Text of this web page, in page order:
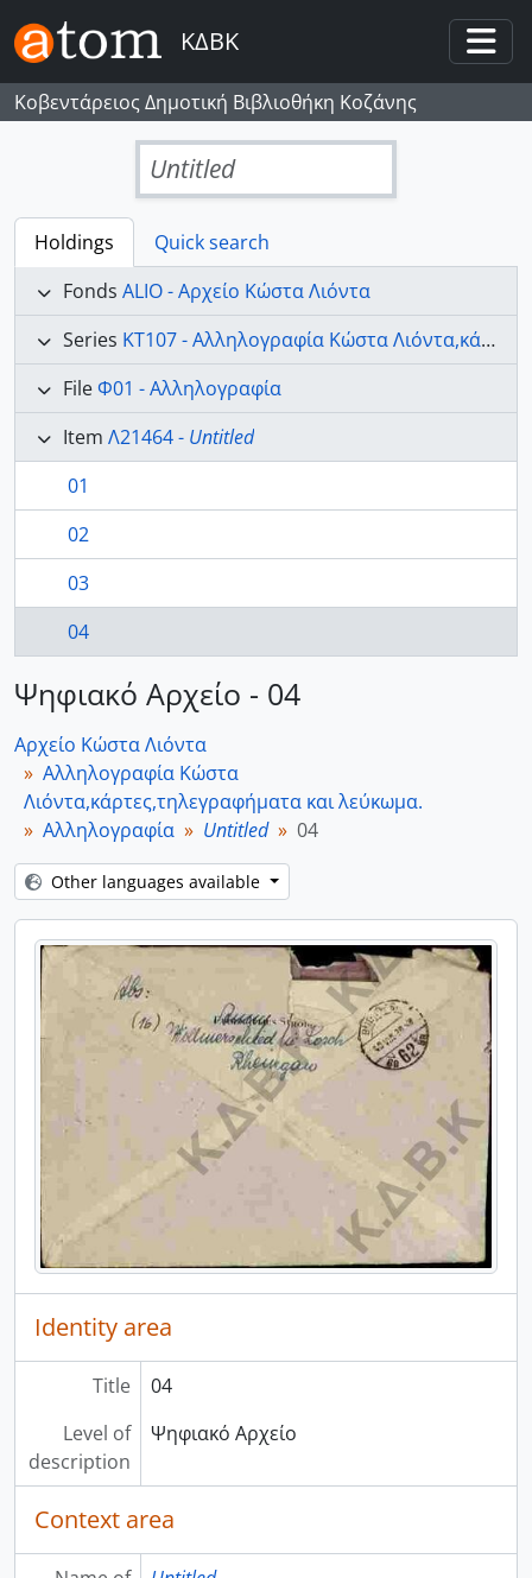
Skip to main content
ΚΔΒΚ
Κοβεντάρειος Δημοτική Βιβλιοθήκη Κοζάνης
Untitled
Holdings
Quick search
Fonds ALIO - Αρχείο Κώστα Λιόντα
Series ΚΤ107 - Αλληλογραφία Κώστα Λιόντα,κάρτες,τηλεγραφήματα και λεύκωμα.
FileΦ01 - Αλληλογραφία
Item Λ21464 - Untitled
01
02
03
04
Ψηφιακό Αρχείο - 04
Αρχείο Κώστα Λιόντα
Αλληλογραφία Κώστα
Λιόντα,κάρτες,τηλεγραφήματα και λεύκωμα.
Αλληλογραφία
Untitled 04
Other languages available
Identity area
Title
04
Level of
description
Ψηφιακό Αρχείο
Context area